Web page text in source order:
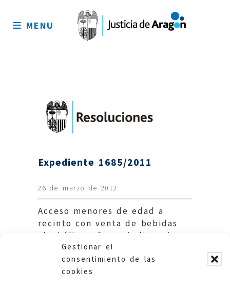
Gestionar el
consentimiento de las
cookies
sitio
MENU
Expediente 1685/2011
26 de marzo de 2012
Acceso menores de edad a
recinto con venta de bebidas
alcohólicas. Carencia licencia.
Ayuntamiento Zaragoza.